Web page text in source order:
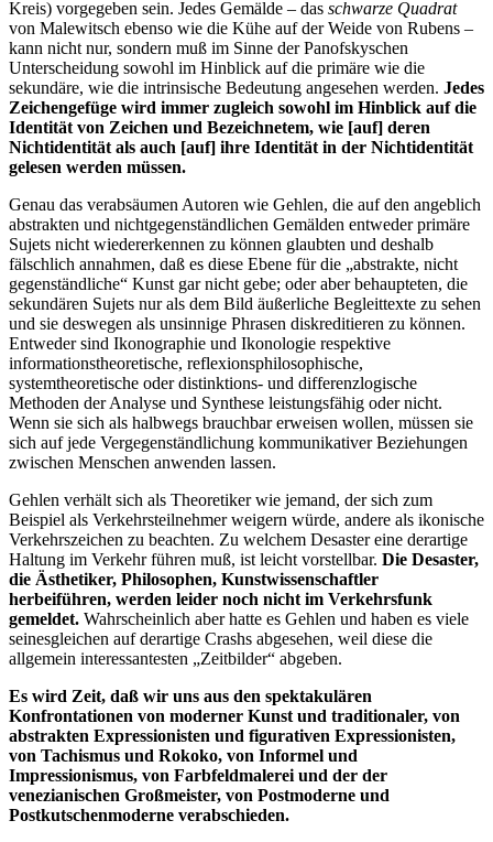
Kreis) vorgegeben sein. Jedes Gemälde – das schwarze Quadrat
von Malewitsch ebenso wie die Kühe auf der Weide von Rubens –
kann nicht nur, sondern muß im Sinne der Panofskyschen
Unterscheidung sowohl im Hinblick auf die primäre wie die
sekundäre, wie die intrinsische Bedeutung angesehen werden. Jedes
Zeichengefüge wird immer zugleich sowohl im Hinblick auf die
Identität von Zeichen und Bezeichnetem, wie [auf] deren
Nichtidentität als auch [auf] ihre Identität in der Nichtidentität
gelesen werden müssen.
Genau das verabsäumen Autoren wie Gehlen, die auf den angeblich
abstrakten und nichtgegenständlichen Gemälden entweder primäre
Sujets nicht wiedererkennen zu können glaubten und deshalb
fälschlich annahmen, daß es diese Ebene für die „abstrakte, nicht
gegenständliche“ Kunst gar nicht gebe; oder aber behaupteten, die
sekundären Sujets nur als dem Bild äußerliche Begleittexte zu sehen
und sie deswegen als unsinnige Phrasen diskreditieren zu können.
Entweder sind Ikonographie und Ikonologie respektive
informationstheoretische, reflexionsphilosophische,
systemtheoretische oder distinktions- und differenzlogische
Methoden der Analyse und Synthese leistungsfähig oder nicht.
Wenn sie sich als halbwegs brauchbar erweisen wollen, müssen sie
sich auf jede Vergegenständlichung kommunikativer Beziehungen
zwischen Menschen anwenden lassen.
Gehlen verhält sich als Theoretiker wie jemand, der sich zum
Beispiel als Verkehrsteilnehmer weigern würde, andere als ikonische
Verkehrszeichen zu beachten. Zu welchem Desaster eine derartige
Haltung im Verkehr führen muß, ist leicht vorstellbar. Die Desaster,
die Ästhetiker, Philosophen, Kunstwissenschaftler
herbeiführen, werden leider noch nicht im Verkehrsfunk
gemeldet. Wahrscheinlich aber hatte es Gehlen und haben es viele
seinesgleichen auf derartige Crashs abgesehen, weil diese die
allgemein interessantesten „Zeitbilder“ abgeben.
Es wird Zeit, daß wir uns aus den spektakulären
Konfrontationen von moderner Kunst und traditionaler, von
abstrakten Expressionisten und figurativen Expressionisten,
von Tachismus und Rokoko, von Informel und
Impressionismus, von Farbfeldmalerei und der der
venezianischen Großmeister, von Postmoderne und
Postkutschenmoderne verabschieden.